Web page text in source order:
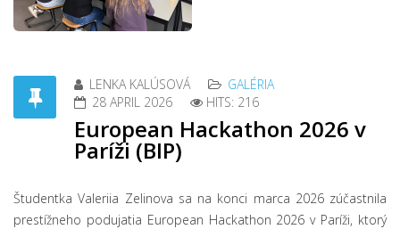
LENKA KALÚSOVÁ
GALÉRIA
28 APRIL 2026
HITS: 216
European Hackathon 2026 v
Paríži (BIP)
Študentka Valeriia Zelinova sa na konci marca 2026 zúčastnila
prestížneho podujatia European Hackathon 2026 v Paríži, ktorý